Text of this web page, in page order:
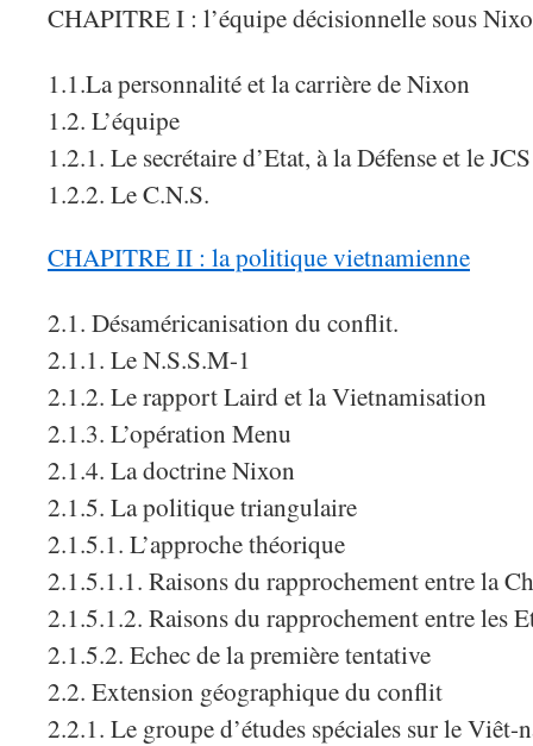
CHAPITRE I : l’équipe décisionnelle sous
1.1.La personnalité et la carrière de Nixon
1.2. L’équipe
1.2.1. Le secrétaire d’Etat, à la Défense et le JCS
1.2.2. Le C.N.S.
CHAPITRE II : la politique vietnamienne
2.1. Désaméricanisation du conflit.
2.1.1. Le N.S.S.M-1
2.1.2. Le rapport Laird et la Vietnamisation
2.1.3. L’opération Menu
2.1.4. La doctrine Nixon
2.1.5. La politique triangulaire
2.1.5.1. L’approche théorique
2.1.5.1.1. Raisons du rapprochement entre la
2.1.5.1.2. Raisons du rapprochement entre les
2.1.5.2. Echec de la première tentative
2.2. Extension géographique du conflit
2.2.1. Le groupe d’études spéciales sur le Viêt-